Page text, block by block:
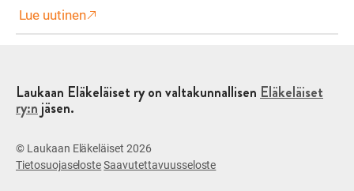
Lue uutinen
Laukaan Eläkeläiset ry on valtakunnallisenEläkeläiset
ry:njäsen.
© Laukaan Eläkeläiset 2026
Tietosuojaseloste Saavutettavuusseloste